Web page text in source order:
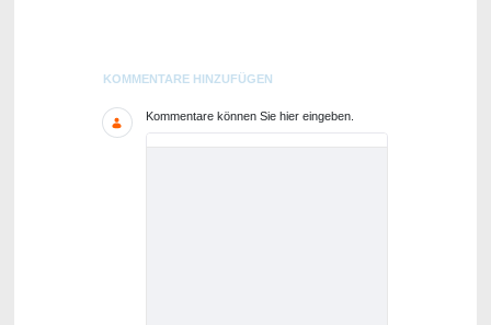
Blogs
KOMMENTARE HINZUFÜGEN
Kommentare können Sie hier eingeben.